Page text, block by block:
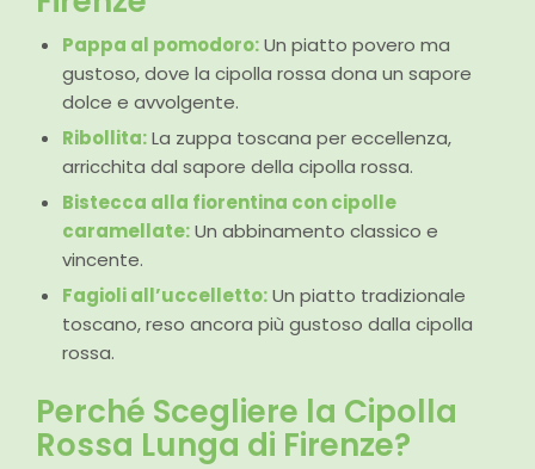
Pappa al pomodoro:Un piatto povero ma
gustoso, dove la cipolla rossa dona un sapore
dolce e avvolgente.
Ribollita:La zuppa toscana per eccellenza,
arricchita dal sapore della cipolla rossa.
Bistecca alla fiorentina con cipolle
caramellate:Un abbinamento classico e
vincente.
Fagioli all’uccelletto:Un piatto tradizionale
toscano, reso ancora più gustoso dalla cipolla
rossa.
Perché Scegliere la Cipolla
Rossa Lunga di Firenze?